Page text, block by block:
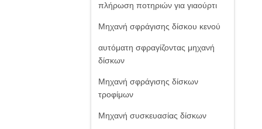
πλήρωση ποτηριών για γιαούρτι
Μηχανή σφράγισης δίσκου κενού
αυτόματη σφραγίζοντας μηχανή
δίσκων
Μηχανή σφράγισης δίσκων
τροφίμων
Μηχανή συσκευασίας δίσκων